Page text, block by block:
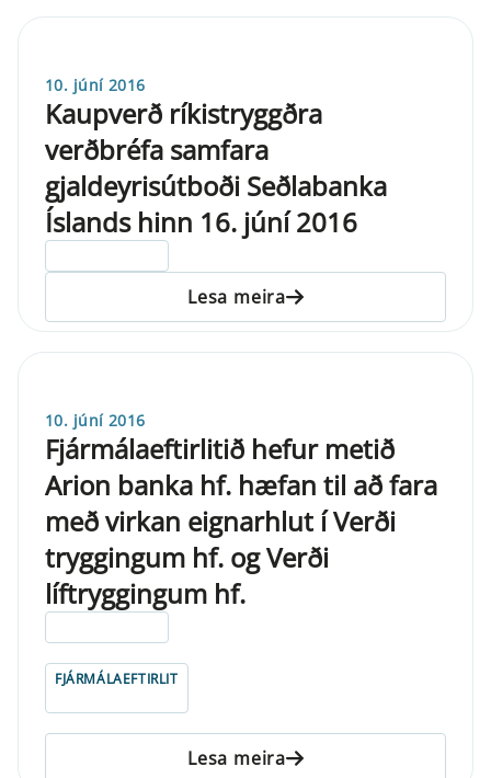
10. júní 2016
Kaupverð ríkistryggðra
verðbréfa samfara
gjaldeyrisútboði Seðlabanka
Íslands hinn 16. júní 2016
Lesa meira
10. júní 2016
Fjármálaeftirlitið hefur metið
Arion banka hf. hæfan til að fara
með virkan eignarhlut í Verði
tryggingum hf. og Verði
líftryggingum hf.
FJÁRMÁLAEFTIRLIT
Lesa meira